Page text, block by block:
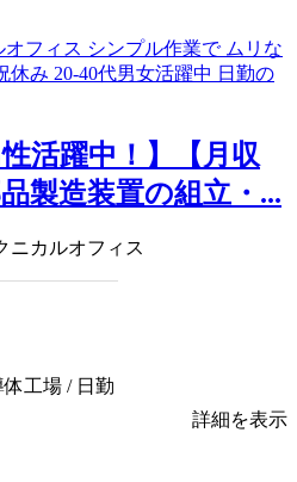
性活躍中！】【月収
製造装置の組立・...
ニカルオフィス
工場 / 日勤
詳細を表示